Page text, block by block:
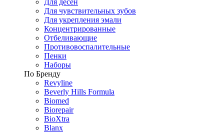
Для десен
Для чувствительных зубов
Для укрепления эмали
Концентрированные
Отбеливающие
Противовоспалительные
Пенки
Наборы
По Бренду
Revyline
Beverly Hills Formula
Biomed
Biorepair
BioXtra
Blanx